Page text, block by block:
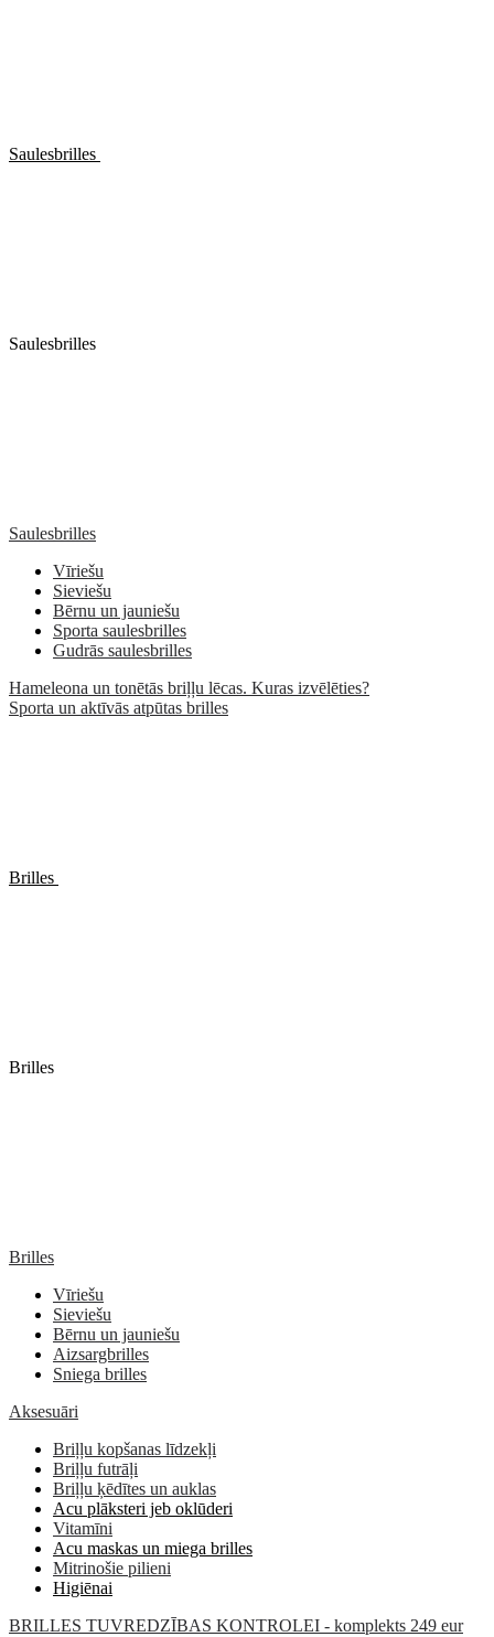
Saulesbrilles
Saulesbrilles
Saulesbrilles
Vīriešu
Sieviešu
Bērnu un jauniešu
Sporta saulesbrilles
Gudrās saulesbrilles
Hameleona un tonētās briļļu lēcas. Kuras izvēlēties?
Sporta un aktīvās atpūtas brilles
Brilles
Brilles
Brilles
Vīriešu
Sieviešu
Bērnu un jauniešu
Aizsargbrilles
Sniega brilles
Aksesuāri
Briļļu kopšanas līdzekļi
Briļļu futrāļi
Briļļu ķēdītes un auklas
Acu plāksteri jeb oklūderi
Vitamīni
Acu maskas un miega brilles
Mitrinošie pilieni
Higiēnai
BRILLES TUVREDZĪBAS KONTROLEI - komplekts 249 eur